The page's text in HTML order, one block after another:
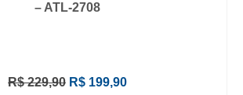
– ATL-2708
R$229,90 O
R$ 199,90O